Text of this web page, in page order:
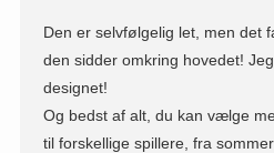
Den er selvfølgelig let, men det
den sidder omkring hovedet!
designet!
Og bedst af alt, du kan vælge
til forskellige spillere, fra